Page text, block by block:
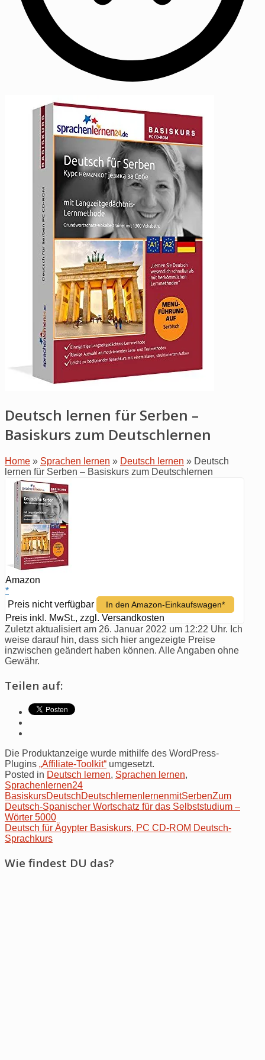
Deutsch lernen für Serben –
Basiskurs zum Deutschlernen
Home » Sprachen lernen » Deutsch lernen » Deutsch
lernen für Serben – Basiskurs zum Deutschlernen
Amazon
*
Preis nicht verfügbar
In den Amazon-Einkaufswagen*
Preis inkl. MwSt., zzgl. Versandkosten
Zuletzt aktualisiert am 26. Januar 2022 um 12:22 Uhr. Ich
weise darauf hin, dass sich hier angezeigte Preise
inzwischen geändert haben können. Alle Angaben ohne
Gewähr.
Teilen auf:
Die Produktanzeige wurde mithilfe des WordPress-
Plugins „Affiliate-Toolkit“ umgesetzt.
Posted in Deutsch lernen, Sprachen lernen,
Sprachenlernen24
BasiskursDeutschDeutschlernen lernenmitSerbenZum
Post
navigation
Deutsch-Spanischer Wortschatz für das Selbststudium –
Wörter 5000
Deutsch für Ägypter Basiskurs, PC CD-ROM Deutsch-
Sprachkurs
Wie findest DU das?